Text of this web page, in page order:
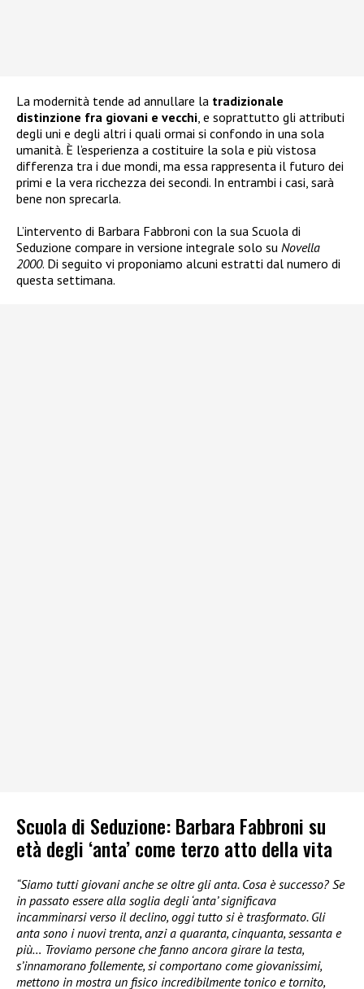
La modernità tende ad annullare la tradizionale
distinzione fra giovani e vecchi, e soprattutto gli attributi
degli uni e degli altri i quali ormai si confondo in una sola
umanità. È l’esperienza a costituire la sola e più vistosa
differenza tra i due mondi, ma essa rappresenta il futuro dei
primi e la vera ricchezza dei secondi. In entrambi i casi, sarà
bene non sprecarla.
L’intervento di Barbara Fabbroni con la sua Scuola di
Seduzione compare in versione integrale solo su Novella
2000. Di seguito vi proponiamo alcuni estratti dal numero di
questa settimana.
Scuola di Seduzione: Barbara Fabbroni su
età degli ‘anta’ come terzo atto della vita
“Siamo tutti giovani anche se oltre gli anta. Cosa è successo? Se
in passato essere alla soglia degli ‘anta’ significava
incamminarsi verso il declino, oggi tutto si è trasformato. Gli
anta sono i nuovi trenta, anzi a quaranta, cinquanta, sessanta e
più… Troviamo persone che fanno ancora girare la testa,
s’innamorano follemente, si comportano come giovanissimi,
mettono in mostra un fisico incredibilmente tonico e tornito,